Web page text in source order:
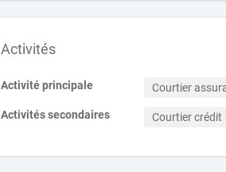
Activités
Activité principale Courtier
Activités secondaires Courtier crédit